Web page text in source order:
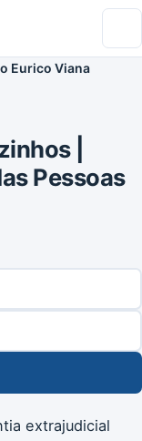
Eurico Viana
|
Pessoas
extrajudicial